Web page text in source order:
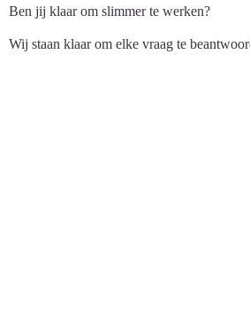
Ben jij klaar om slimmer te werken?
Wij staan klaar om elke vraag te